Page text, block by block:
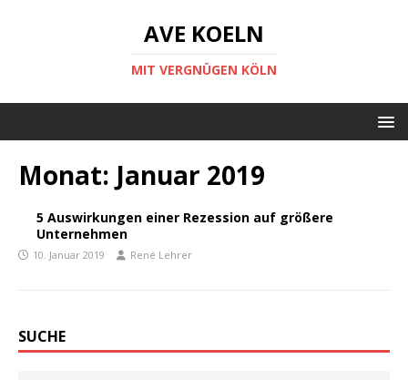
AVE KOELN
MIT VERGNÜGEN KÖLN
Monat: Januar 2019
5 Auswirkungen einer Rezession auf größere
Unternehmen
10. Januar 2019 René Lehrer
SUCHE